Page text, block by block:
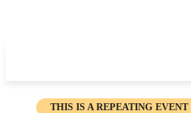
THIS IS A REPEATING EVENT